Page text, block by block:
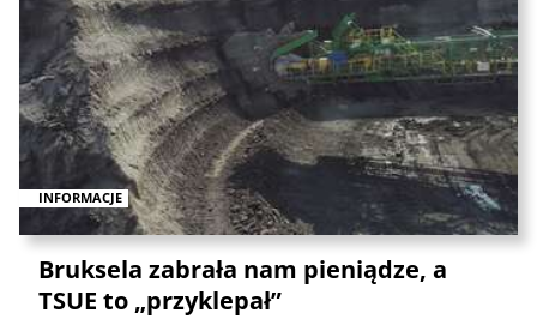
INFORMACJE
Bruksela zabrała nam pieniądze, a
TSUE to „przyklepał”